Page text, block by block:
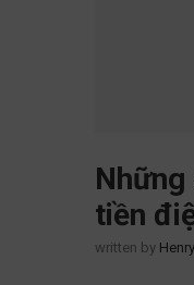
tiền
written by